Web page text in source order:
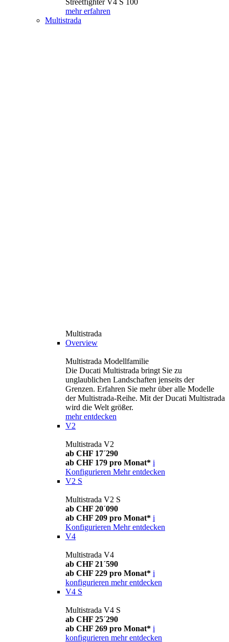
Streetfighter V4 S 100
mehr erfahren
Multistrada
Multistrada
Overview
Multistrada Modellfamilie
Die Ducati Multistrada bringt Sie zu
unglaublichen Landschaften jenseits der
Grenzen. Erfahren Sie mehr über alle Modelle
der Multistrada-Reihe. Mit der Ducati Multistrada
wird die Welt größer.
mehr entdecken
V2
Multistrada V2
ab CHF 17´290
ab CHF 179 pro Monat* i
Konfigurieren Mehr entdecken
V2 S
Multistrada V2 S
ab CHF 20´090
ab CHF 209 pro Monat* i
Konfigurieren Mehr entdecken
V4
Multistrada V4
ab CHF 21´590
ab CHF 229 pro Monat* i
konfigurieren mehr entdecken
V4 S
Multistrada V4 S
ab CHF 25´290
ab CHF 269 pro Monat* i
konfigurieren mehr entdecken